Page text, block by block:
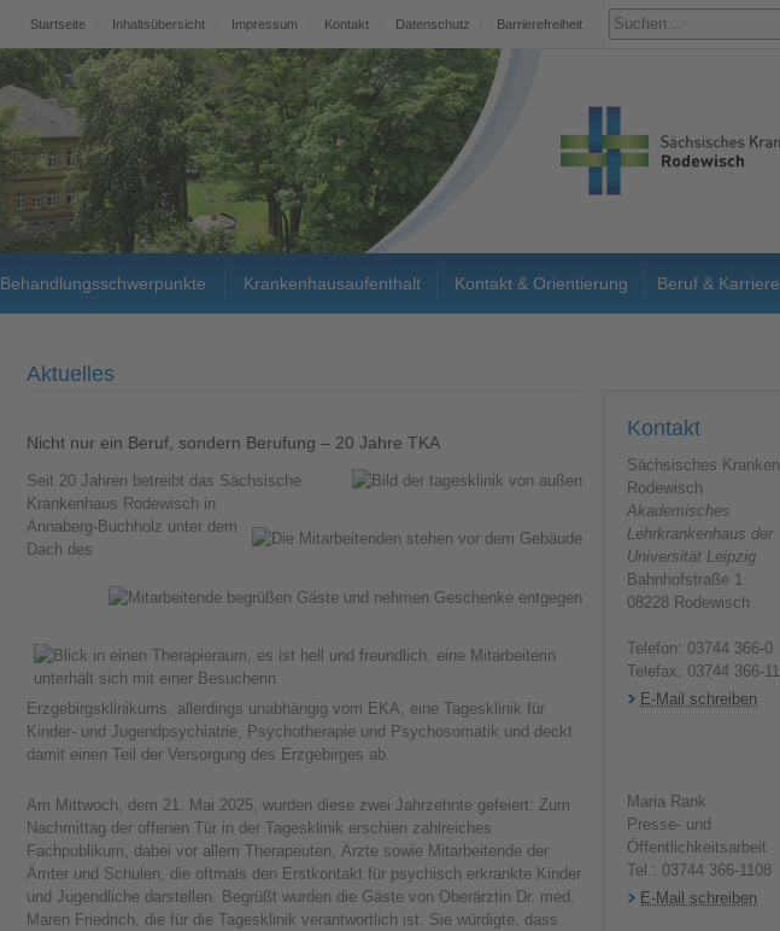
Startseite Inhaltsübersicht Impressum Kontakt Datenschutz Barrierefreiheit
Behandlungsschwerpunkte Krankenhausaufenthalt Kontakt & Orientierung Beruf & Karriere
Aktuelles
Nicht nur ein Beruf, sondern Berufung – 20 Jahre TKA
Seit 20 Jahren betreibt das Sächsische
Krankenhaus Rodewisch in
Annaberg-Buchholz unter dem
Dach des
Erzgebirgsklinikums, allerdings unabhängig vom EKA, eine Tagesklinik für
Kinder- und Jugendpsychiatrie, Psychotherapie und Psychosomatik und deckt
damit einen Teil der Versorgung des Erzgebirges ab.
Am Mittwoch, dem 21. Mai 2025, wurden diese zwei Jahrzehnte gefeiert: Zum
Nachmittag der offenen Tür in der Tagesklinik erschien zahlreiches
Fachpublikum, dabei vor allem Therapeuten, Ärzte sowie Mitarbeitende der
Ämter und Schulen, die oftmals den Erstkontakt für psychisch erkrankte Kinder
und Jugendliche darstellen. Begrüßt wurden die Gäste von Oberärztin Dr. med.
Maren Friedrich, die für die Tagesklinik verantwortlich ist. Sie würdigte, dass
Kontakt
Sächsisches
Rodewisch
Akademisches
Lehrkrankenhaus der
Universität Leipzig
Bahnhofstraße 1
08228 Rodewisch
Telefon: 03744 366-0
Telefax: 03744 366-
E-Mail schreiben
Maria Rank
Presse- und
Öffentlichkeitsarbeit
Tel.: 03744 366-1108
E-Mail schreiben